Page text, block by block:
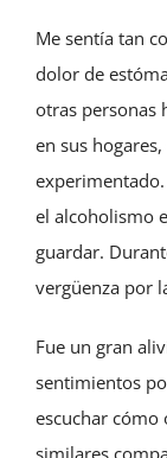
Me sentía tan
dolor de
otras personas
en sus
el alcoholismo
guardar.
vergüenza por
Fue un gran
sentimientos
escuchar cómo
similares